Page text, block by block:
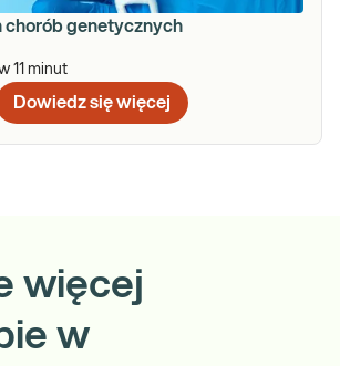
chorób genetycznych
11 minut
Dowiedz się więcej
więcej
w